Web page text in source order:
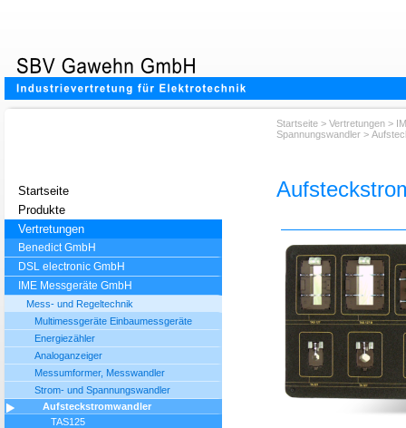
Startseite
Produkte
Vertretungen
Benedict GmbH
DSL electronic GmbH
IME Messgeräte GmbH
Mess- und Regeltechnik
Multimessgeräte Einbaumessgeräte
Energiezähler
Analoganzeiger
Messumformer, Messwandler
Strom- und Spannungswandler
Aufsteckstromwandler
TAS125
Startseite > Vertretungen >
Spannungswandler >